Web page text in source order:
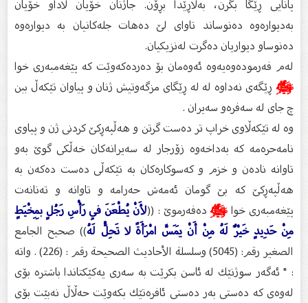
پانایی ڕێگا بگرن، بەلاڕێدا بڕۆن. جاژنان خۆیان لاداو خۆیان
بەدیوارەوە دەنوساند تاوای لێ‌ دەهات جلەكانیان بە دیوارەوە
دەنوساو دیواریان دەگرت لەنزیكیان.
لەم فەرمودەوەیەوە ئەوەمان بۆ دەردەکەوێت کە پێغەمبەرى خوا
ﷺڕێگەى نەداوە لە لە ڕێگاى مزگەوتیش ژنان و پیاوان تێکەڵ ببن
چ جاى لە سەفرەو سەیران .
وە لە تێكەڵاوی خراپ تر دەست گرتن و هەڵپەڕكێ كردنى ژن و پیاوى
نامەحرەمە کە بەداخەوە زۆرجار لە سەیرانەکان خەڵکى گوێ بەو
تاوانە نادەن و خزم و کەسوکارەکان بە تێکەڵى دەست دەکەن بە
هەڵپەڕکێ کە بێ گومان ئەمەش حەرامە و تاوانە و تەنانەت
پێغەمبەرى خواﷺدەفەرموێ : (( لأَنْ يُطْعَنَ فِي رَأْسِ رَجُلٍ بِمِخْيَطٍ
مِنْ حَدِيدٍ خَيْرٌ لَهُ مِنْ أَنْ يَمَسَّ امْرَأَةً لا تَحِلُّ لَهُ )) صحيح الجامع
الصغير رقم: (5045) وسلسلة الأحاديث الصحيحة رقم : (226) . واتە
: " ئەگەر سوژنێك لە ئاسن بكرێت بە سەری یەكێكتاندا باشترە بۆی
لەوەی كە دەستی بەر دەستی ئافرەتێك بكەوێت حەڵاڵ نەبێت بۆی